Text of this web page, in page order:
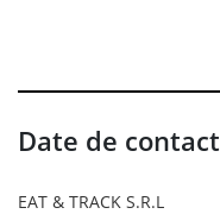
Date de contact
EAT & TRACK S.R.L